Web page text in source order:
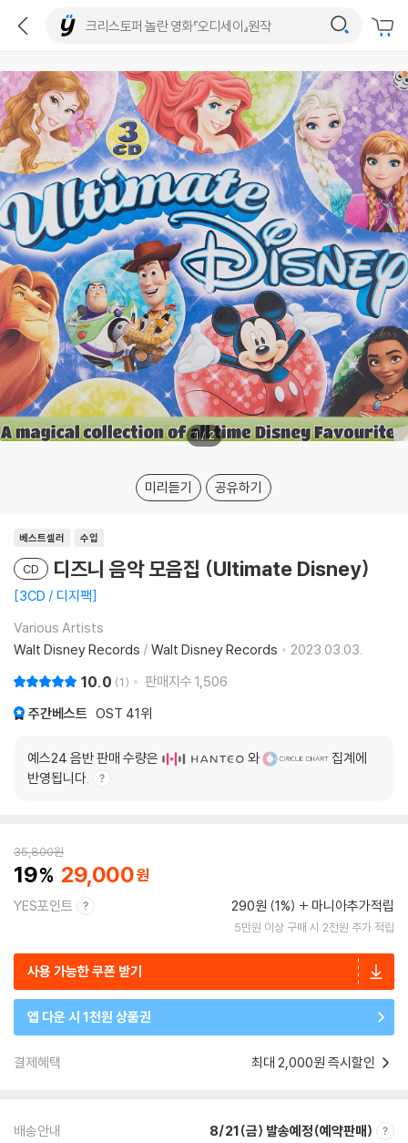
1/2
미리듣기 공유하기
베스트셀러 수입
CD 디즈니 음악 모음집 (Ultimate Disney)
3CD / 디지팩
Various Artists
Walt Disney Records / Walt Disney Records 2023.03.03.
10.0 1 판매지수 1,506
주간베스트 OST 41위
예스24 음반 판매 수량은 와
집계에
반영됩니다.
35,800원
19 29,000
YES포인트 290원 (1%) 마니아추가적립
5만원 이상 구매 시 2천원 추가 적립
사용 가능한 쿠폰 받기
앱 다운 시 1천원 상품권
결제혜택 최대 2,000원 즉시할인
배송안내 8/21(금) 발송예정(예약판매)